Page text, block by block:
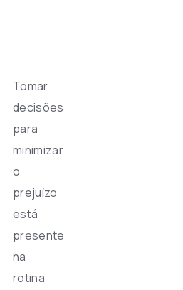
Tomar
decisões
para
minimizar
o
prejuízo
está
presente
na
rotina